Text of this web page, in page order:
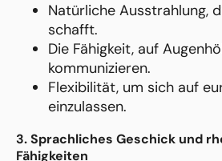
Natürliche Ausstrahlung,
schafft.
Die Fähigkeit, auf
kommunizieren.
Flexibilität, um sich auf
einzulassen.
3. Sprachliches Geschick und
Fähigkeiten